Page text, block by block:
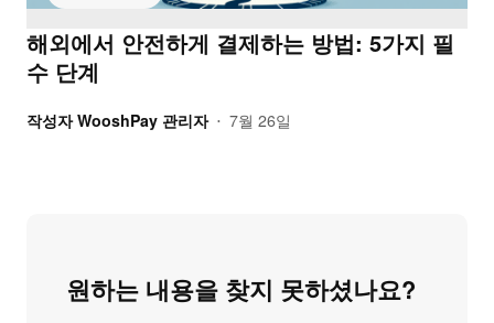
해외에서 안전하게 결제하는 방법: 5가지 필
수 단계
작성자 WooshPay 관리자 • 7월 26일
원하는 내용을 찾지 못하셨나요?